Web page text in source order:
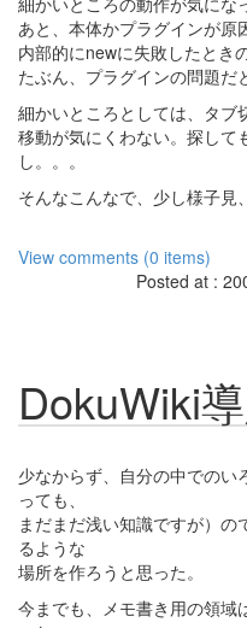
あと、本体かプラグインが原
内部的にnewに失敗したとき
たぶん、プラグインの問題だ
細かいところとしては、タブ
移動が気にくわない。探して
し。。。
そんなこんなで、少し様子見
View comments (0 items)
Posted at :
DokuWiki
少なからず、自分の中での
っても、
まだまだ浅い知識ですが）
るような
場所を作ろうと思った。
今までも、メモ書き用の領域